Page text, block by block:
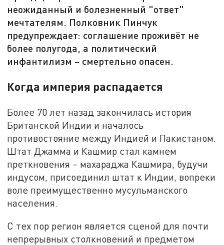
неожиданный и болезненный "ответ"
мечтателям. Полковник Пинчук
предупреждает: соглашение проживёт не
более полугода, а политический
инфантилизм – смертельно опасен.
Когда империя распадается
Более 70 лет назад закончилась история
Британской Индии и началось
противостояние между Индией и Пакистаном.
Штат Джамма и Кашмир стал камнем
преткновения – махараджа Кашмира, будучи
индусом, присоединил штат к Индии, вопреки
воле преимущественно мусульманского
населения.
С тех пор регион является сценой для почти
непрерывных столкновений и предметом